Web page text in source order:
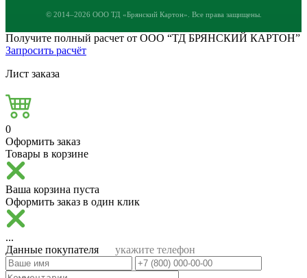
© 2014–2026 ООО ТД «Брянский Картон». Все права защищены.
Получите полный расчет от ООО “ТД БРЯНСКИЙ КАРТОН”
Запросить расчёт
Лист заказа
0
Оформить заказ
Товары в корзине
Ваша корзина пуста
Оформить заказ в один клик
...
Данные покупателя
укажите телефон